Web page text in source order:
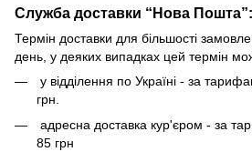
Служба доставки “Нова Пошта”:
Термін доставки для більшості
день, у деяких випадках цей термін
у відділення по Україні - за
грн.
адресна доставка кур'єром - за
85 грн